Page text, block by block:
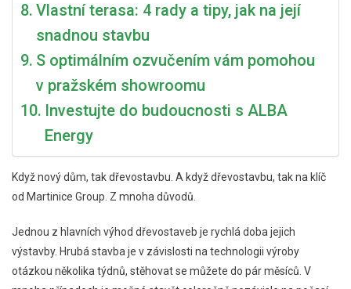
Vlastní terasa: 4 rady a tipy, jak na její
snadnou stavbu
S optimálním ozvučením vám pomohou
v pražském showroomu
Investujte do budoucnosti s ALBA
Energy
Když nový dům, tak dřevostavbu. A když dřevostavbu, tak na klíč
od Martinice Group. Z mnoha důvodů.
Jednou z hlavních výhod dřevostaveb je rychlá doba jejich
výstavby. Hrubá stavba je v závislosti na technologii výroby
otázkou několika týdnů, stěhovat se můžete do pár měsíců. V